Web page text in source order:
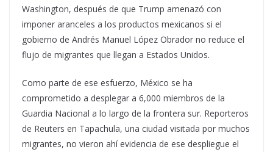
Washington, después de que Trump amenazó con
imponer aranceles a los productos mexicanos si el
gobierno de Andrés Manuel López Obrador no reduce el
flujo de migrantes que llegan a Estados Unidos.
Como parte de ese esfuerzo, México se ha
comprometido a desplegar a 6,000 miembros de la
Guardia Nacional a lo largo de la frontera sur. Reporteros
de Reuters en Tapachula, una ciudad visitada por muchos
migrantes, no vieron ahí evidencia de ese despliegue el